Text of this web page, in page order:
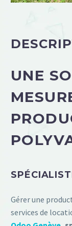
UNE
Gérer une
services de